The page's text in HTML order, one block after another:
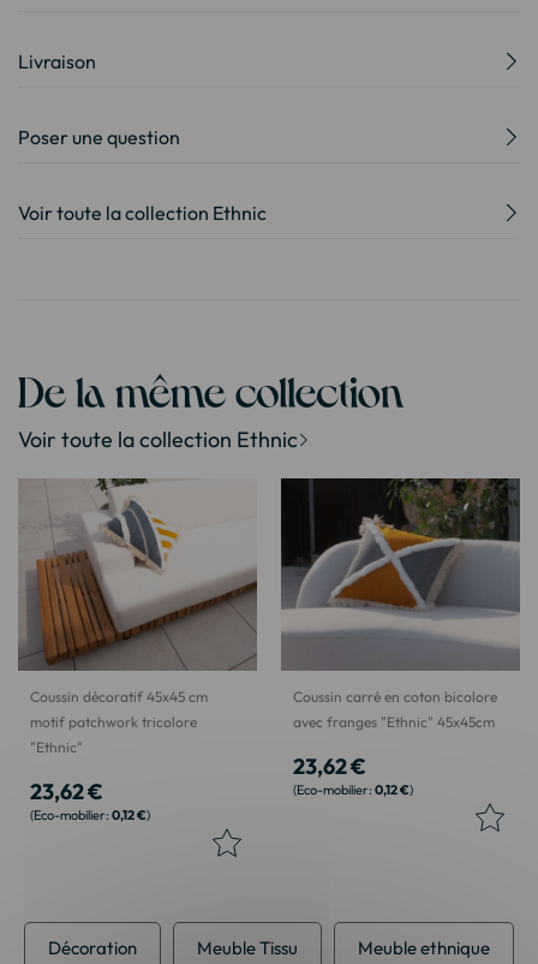
Livraison
Poser une question
Voir toute la collection Ethnic
De la même collection
Voir toute la collection Ethnic
Coussin décoratif 45x45 cm
motif patchwork tricolore
"Ethnic"
23,62 €
0,12 €
Coussin carré en coton bicolore
avec franges "Ethnic" 45x45cm
23,62 €
0,12 €
Décoration Meuble Tissu Meuble ethnique